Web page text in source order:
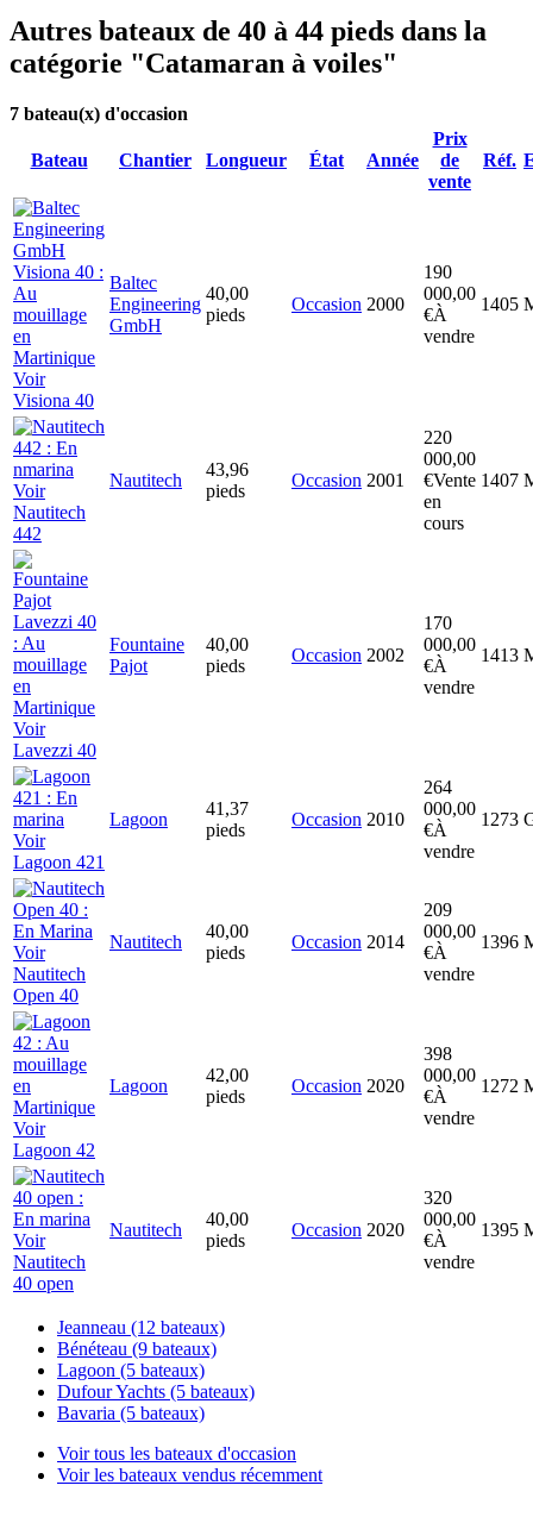
Autres bateaux de 40 à 44 pieds dans la
catégorie "Catamaran à voiles"
7 bateau(x) d'occasion
Bateau Chantier Longueur État Année
Prix
de
vente
Réf.
Voir
Visiona 40
Baltec
Engineering
GmbH
40,00
pieds
Occasion 2000
190
000,00
€À
vendre
1405
Voir
Nautitech
442
Nautitech
43,96
pieds
Occasion 2001
220
000,00
€Vente
en
cours
1407
Voir
Lavezzi 40
Fountaine
Pajot
40,00
pieds
Occasion 2002
170
000,00
€À
vendre
1413
Voir
Lagoon 421
Lagoon
41,37
pieds
Occasion 2010
264
000,00
€À
vendre
1273
Voir
Nautitech
Open 40
Nautitech
40,00
pieds
Occasion 2014
209
000,00
€À
vendre
1396
Voir
Lagoon 42
Lagoon
42,00
pieds
Occasion 2020
398
000,00
€À
vendre
1272
Voir
Nautitech
40 open
Nautitech
40,00
pieds
Occasion 2020
320
000,00
€À
vendre
1395
Jeanneau (12 bateaux)
Bénéteau (9 bateaux)
Lagoon (5 bateaux)
Dufour Yachts (5 bateaux)
Bavaria (5 bateaux)
Voir tous les bateaux d'occasion
Voir les bateaux vendus récemment